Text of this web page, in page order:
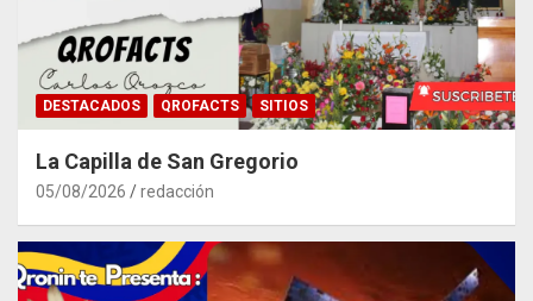
DESTACADOS QROFACTS SITIOS
La Capilla de San Gregorio
05/08/2026 redacción